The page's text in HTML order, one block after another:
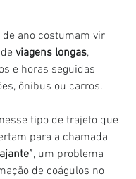
ano costumam vir
viagens longas,
e horas seguidas
ônibus ou carros.
tipo de trajeto que
para a chamada
, um problema
de coágulos no